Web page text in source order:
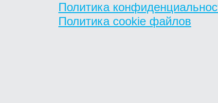
Политика
Политика cookie файлов